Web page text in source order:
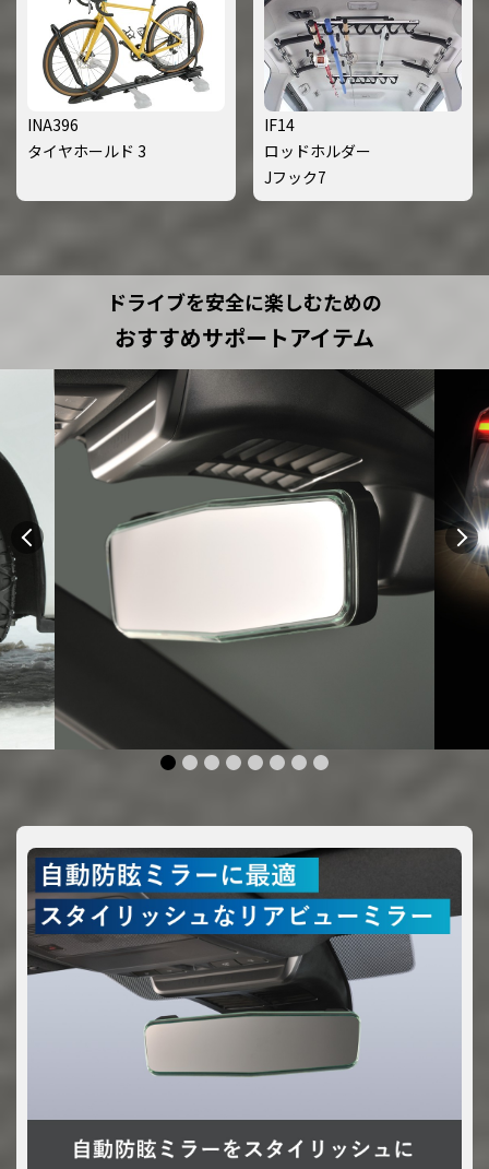
INA396
タイヤホールド 3
IF14
ロッドホルダー
Jフック7
ドライブを安全に楽しむための
おすすめサポートアイテム
1 2 3 4 5 6 7